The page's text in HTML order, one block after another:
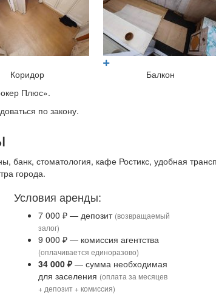
Коридор
Балкон
Плюс».
по закону.
банк, стоматология, кафе Ростикс, удобная
города.
Условия аренды:
7 000 ₽ — депозит (возвращаемый
залог)
9 000 ₽ — комиссия агентства
(оплачивается единоразово)
34 000 ₽— сумма необходимая
для заселения (оплата за месяцев
+ депозит + комиссия)